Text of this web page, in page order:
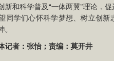
新和科学普及“一体两翼”理论，
同学们心怀科学梦想、树立创新
。
记者：张怡；责编：莫开井